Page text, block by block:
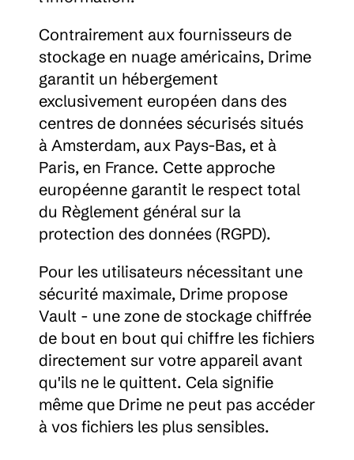
Contrairement aux fournisseurs de
stockage en nuage américains, Drime
garantit un hébergement
exclusivement européen dans des
centres de données sécurisés situés
à Amsterdam, aux Pays-Bas, et à
Paris, en France. Cette approche
européenne garantit le respect total
du Règlement général sur la
protection des données (RGPD).
Pour les utilisateurs nécessitant une
sécurité maximale, Drime propose
Vault - une zone de stockage chiffrée
de bout en bout qui chiffre les fichiers
directement sur votre appareil avant
qu'ils ne le quittent. Cela signifie
même que Drime ne peut pas accéder
à vos fichiers les plus sensibles.